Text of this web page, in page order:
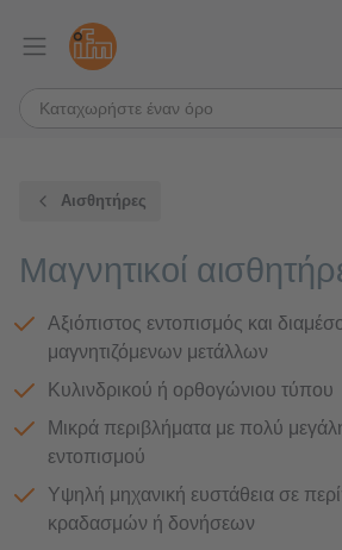
Αισθητήρες
Μαγνητικοί
Αξιόπιστος εντοπισμός και
μαγνητιζόμενων μετάλλων
Κυλινδρικού ή ορθογώνιου τύπου
Μικρά περιβλήματα με πολύ
εντοπισμού
Υψηλή μηχανική ευστάθεια σε
κραδασμών ή δονήσεων